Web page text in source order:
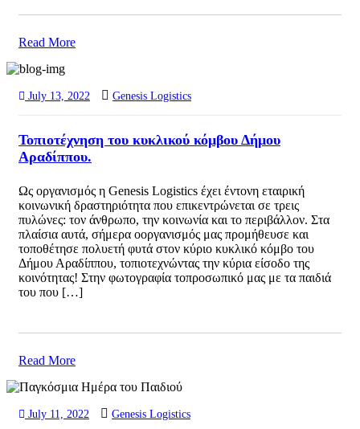
Read More
July 13, 2022 Genesis Logistics
Τοπιοτέχνηση του κυκλικού κόμβου Δήμου
Αραδίππου.
Ως οργανισμός η Genesis Logistics έχει έντονη εταιρική
κοινωνική δραστηριότητα που επικεντρώνεται σε τρεις
πυλώνες: τον άνθρωπο, την κοινωνία και το περιβάλλον. Στα
πλαίσια αυτά, σήμερα οοργανισμός μας προμήθευσε και
τοποθέτησε πολυετή φυτά στον κύριο κυκλικό κόμβο του
Δήμου Αραδίππου, τοπιοτεχνώντας την κύρια είσοδο της
κοινότητας! Στην φωτογραφία τοπροσωπικό μας με τα παιδιά
του που […]
Read More
July 11, 2022 Genesis Logistics